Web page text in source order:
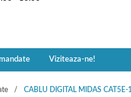
Viziteaza-ne!
CABLU DIGITAL MIDAS CAT5E-1